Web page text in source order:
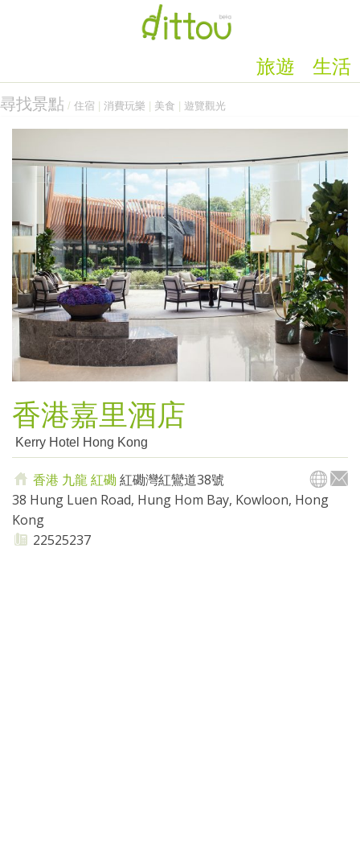
生活
旅遊
尋找景點 / 住宿 消費玩樂 美食 遊覽觀光
香港嘉里酒店
Kerry Hotel Hong Kong
香港 九龍紅磡 紅磡灣紅鸞道38號
38 Hung Luen Road, Hung Hom Bay, Kowloon, Hong
Kong
22525237